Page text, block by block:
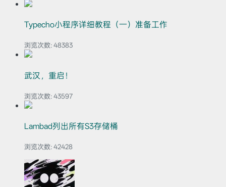
Typecho小程序详细教程（一）准备工作
浏览次数: 48383
武汉，重启！
浏览次数: 43597
Lambad列出所有S3存储桶
浏览次数: 42428